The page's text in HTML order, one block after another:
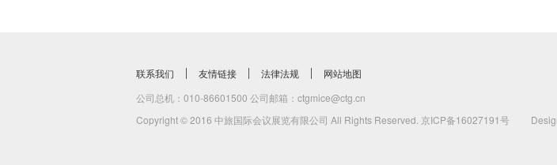
联系我们 友情链接 法律法规
网站地图
公司总机：010-86601500 公司邮箱：ctgmice@ctg.cn
Copyright © 2016 中旅国际会议展览有限公司 All Rights Reserved. 京ICP备16027191号